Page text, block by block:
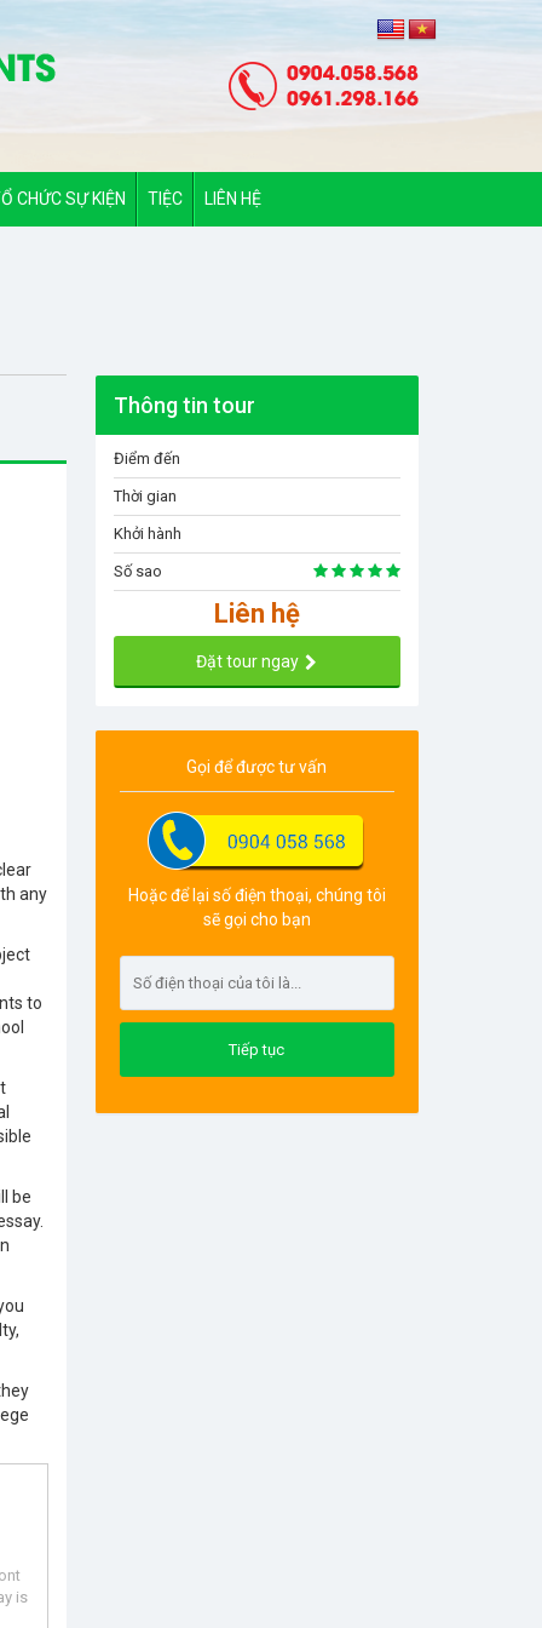
CHỨC SỰ KIỆN TIỆC LIÊN HỆ
any
to
be
is
Thông tin tour
Điểm đến
Thời gian
Khởi hành
Số sao
Liên hệ
Đặt tour ngay
Gọi để được tư vấn
Hoặc để lại số điện thoại, chúng tôi
sẽ gọi cho bạn